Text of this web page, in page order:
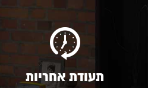
תעודת אחריות